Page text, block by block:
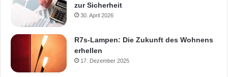
zur Sicherheit
30. April 2026
R7s-Lampen: Die Zukunft des Wohnens
erhellen
17. Dezember 2025